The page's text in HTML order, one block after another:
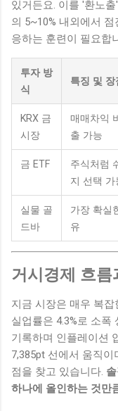
있거든요. 이를 '환노
의 5~10% 내외에서
응하는 훈련이 필요합
투자 방
식
특징 및 장
KRX 금
시장
매매차익
출 가능
금 ETF
주식처럼
지 선택 가
실물 골
드바
가장 확실
유
거시경제 흐름
지금 시장은 매우 복
실업률은 4.3%로 소폭
기록하며 인플레이션
7,385pt 선에서 움직
점을 찾고 있습니다.
하나에 올인하는 것만